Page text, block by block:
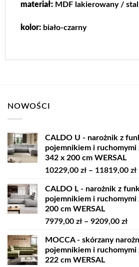
materiał:MDF lakierowany /
kolor:biało-czarny
NOWOŚCI
CALDO U - narożnik z
pojemnikiem i ruchomymi
342 x 200 cm WERSAL
10229,00 zł – 11819,00 zł
CALDO L - narożnik z
pojemnikiem i ruchomymi
200 cm WERSAL
7979,00 zł – 9209,00 zł
od
MOCCA - skórzany
pojemnikiem i ruchomymi
222 cm WERSAL